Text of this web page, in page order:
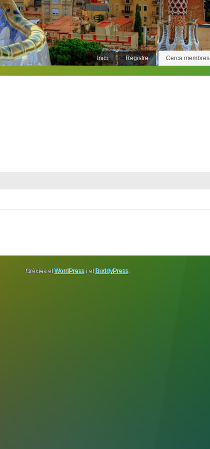
Inici Registre Cerca membres
Gràcies al WordPressi al BuddyPress.